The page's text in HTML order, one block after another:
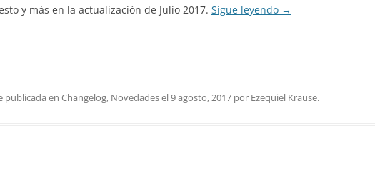
y más en la actualización de Julio 2017. Sigue leyendo →
publicada en Changelog, Novedadesel9 agosto, 2017 por Ezequiel Krause.